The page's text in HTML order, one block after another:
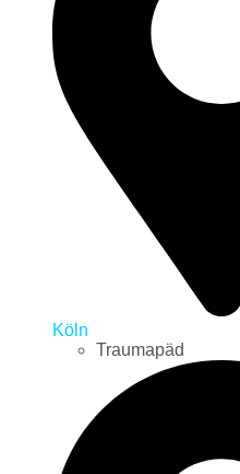
Köln
Traumapäd